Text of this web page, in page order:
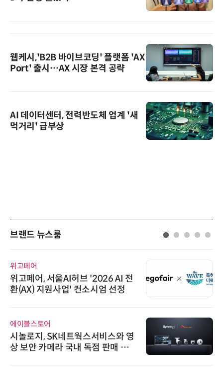
웹케시,'B2B 바이브코딩' 플랫폼 'AX
Port' 출시…AX 시장 본격 공략
AI 데이터센터, 전력반도체 업계 '새
먹거리' 급부상
브랜드 뉴스룸
위고페어
위고페어, 서울AI허브 '2026 AI 전
환(AX) 지원사업' 컨소시엄 선정
에이블스토어
시놀로지, SK네트웍스서비스와 영
상 보안 카메라 국내 독점 판매 파